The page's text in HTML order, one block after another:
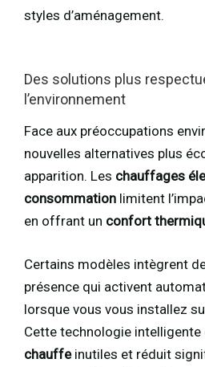
styles d’aménagement.
Des solutions plus
l’environnement
Face aux préoccupations
nouvelles alternatives plus
apparition. Les chauffages
consommation limitent
en offrant un confort
Certains modèles intègrent
présence qui activent
lorsque vous vous installez
Cette technologie
chauffeinutiles et réduit